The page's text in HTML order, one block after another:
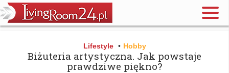
Lifestyle • Hobby
Biżuteria artystyczna. Jak powstaje
prawdziwe piękno?